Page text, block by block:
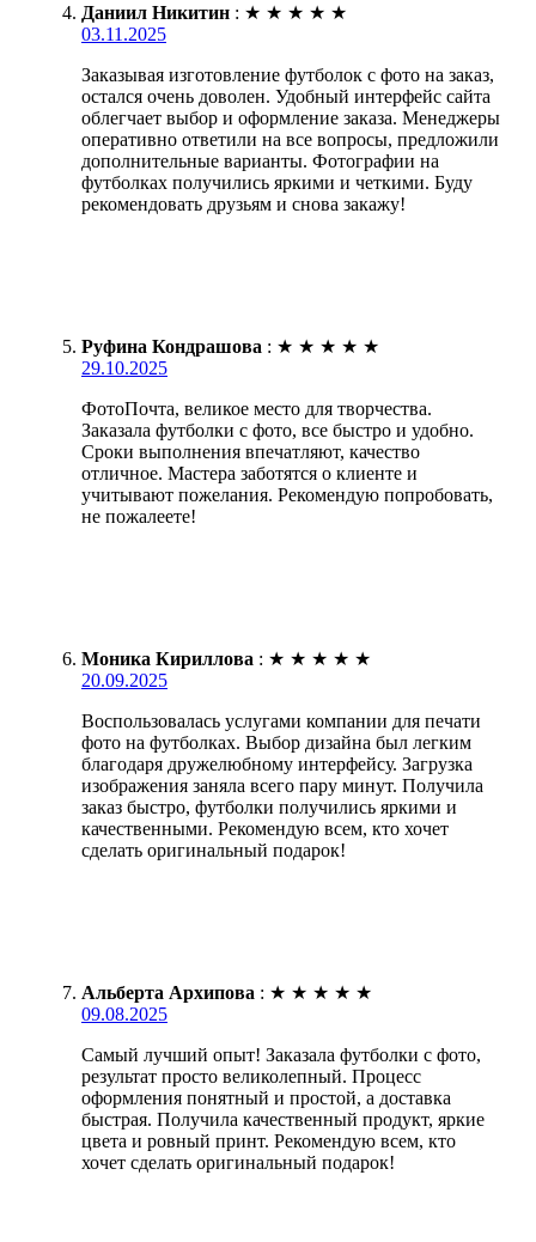
Даниил Никитин : ★ ★ ★ ★ ★
03.11.2025
Заказывая изготовление футболок с фото на заказ,
остался очень доволен. Удобный интерфейс сайта
облегчает выбор и оформление заказа. Менеджеры
оперативно ответили на все вопросы, предложили
дополнительные варианты. Фотографии на
футболках получились яркими и четкими. Буду
рекомендовать друзьям и снова закажу!
Руфина Кондрашова : ★ ★ ★ ★ ★
29.10.2025
ФотоПочта, великое место для творчества.
Заказала футболки с фото, все быстро и удобно.
Сроки выполнения впечатляют, качество
отличное. Мастера заботятся о клиенте и
учитывают пожелания. Рекомендую попробовать,
не пожалеете!
Моника Кириллова : ★ ★ ★ ★ ★
20.09.2025
Воспользовалась услугами компании для печати
фото на футболках. Выбор дизайна был легким
благодаря дружелюбному интерфейсу. Загрузка
изображения заняла всего пару минут. Получила
заказ быстро, футболки получились яркими и
качественными. Рекомендую всем, кто хочет
сделать оригинальный подарок!
Альберта Архипова : ★ ★ ★ ★ ★
09.08.2025
Самый лучший опыт! Заказала футболки с фото,
результат просто великолепный. Процесс
оформления понятный и простой, а доставка
быстрая. Получила качественный продукт, яркие
цвета и ровный принт. Рекомендую всем, кто
хочет сделать оригинальный подарок!